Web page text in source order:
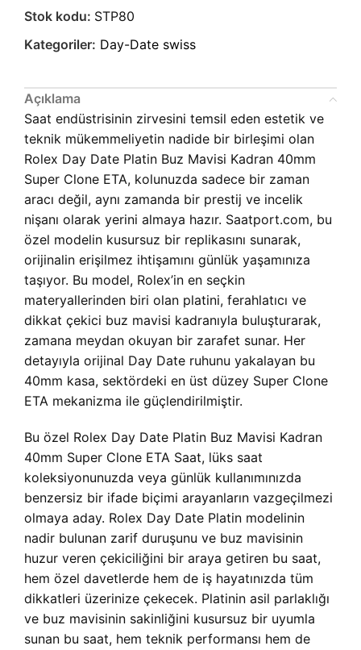
Stok kodu: STP80
Kategoriler: Day-Date swiss
Açıklama
Saat endüstrisinin zirvesini temsil eden estetik ve
teknik mükemmeliyetin nadide bir birleşimi olan
Rolex Day Date Platin Buz Mavisi Kadran 40mm
Super Clone ETA, kolunuzda sadece bir zaman
aracı değil, aynı zamanda bir prestij ve incelik
nişanı olarak yerini almaya hazır. Saatport.com, bu
özel modelin kusursuz bir replikasını sunarak,
orijinalin erişilmez ihtişamını günlük yaşamınıza
taşıyor. Bu model, Rolex’in en seçkin
materyallerinden biri olan platini, ferahlatıcı ve
dikkat çekici buz mavisi kadranıyla buluşturarak,
zamana meydan okuyan bir zarafet sunar. Her
detayıyla orijinal Day Date ruhunu yakalayan bu
40mm kasa, sektördeki en üst düzey Super Clone
ETA mekanizma ile güçlendirilmiştir.
Bu özel Rolex Day Date Platin Buz Mavisi Kadran
40mm Super Clone ETA Saat, lüks saat
koleksiyonunuzda veya günlük kullanımınızda
benzersiz bir ifade biçimi arayanların vazgeçilmezi
olmaya aday. Rolex Day Date Platin modelinin
nadir bulunan zarif duruşunu ve buz mavisinin
huzur veren çekiciliğini bir araya getiren bu saat,
hem özel davetlerde hem de iş hayatınızda tüm
dikkatleri üzerinize çekecek. Platinin asil parlaklığı
ve buz mavisinin sakinliğini kusursuz bir uyumla
sunan bu saat, hem teknik performansı hem de